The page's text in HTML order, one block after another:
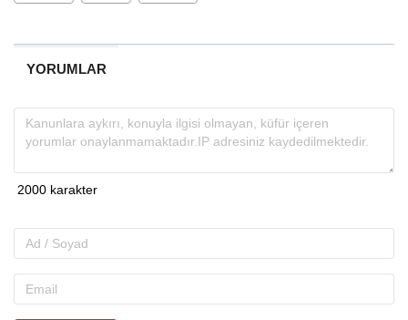
YORUMLAR